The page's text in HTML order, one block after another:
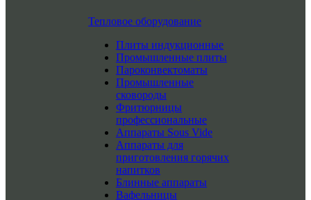
Тепловое оборудование
Плиты индукционные
Промышленные плиты
Пароконвектоматы
Промышленные
сковороды
Фритюрницы
профессиональные
Аппараты Sous Vide
Аппараты для
приготовления горячих
напитков
Блинные аппараты
Вафельницы